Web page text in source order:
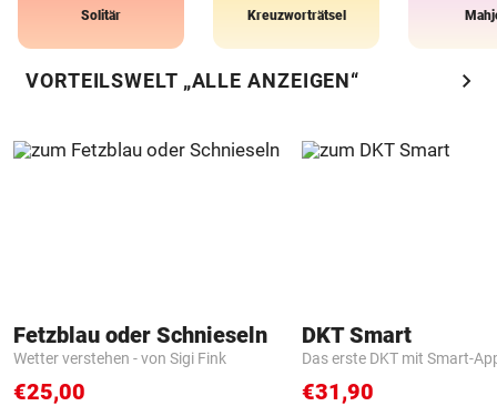
Solitär Kreuzworträtsel
VORTEILSWELT „ALLE ANZEIGEN“ chevron_right
Fetzblau oder Schnieseln
Wetter verstehen - von Sigi Fink
€25,00
DKT Smart
Das erste DKT mit Smart-
€31,90